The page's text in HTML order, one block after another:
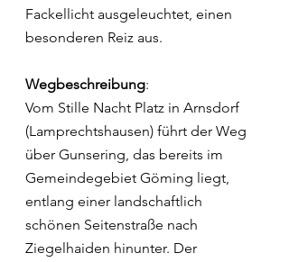
Fackellicht ausgeleuchtet, einen
besonderen Reiz aus.
Wegbeschreibung:
Vom Stille Nacht Platz in Arnsdorf
(Lamprechtshausen) führt der Weg
über Gunsering, das bereits im
Gemeindegebiet Göming liegt,
entlang einer landschaftlich
schönen Seitenstraße nach
Ziegelhaiden hinunter. Der